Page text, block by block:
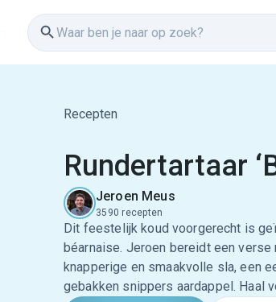
Recepten
Rundertartaar
Jeroen Meus
3590 recepten
Dit feestelijk koud voorgerecht is
béarnaise. Jeroen bereidt een
knapperige en smaakvolle sla, een
gebakken snippers aardappel. Haal